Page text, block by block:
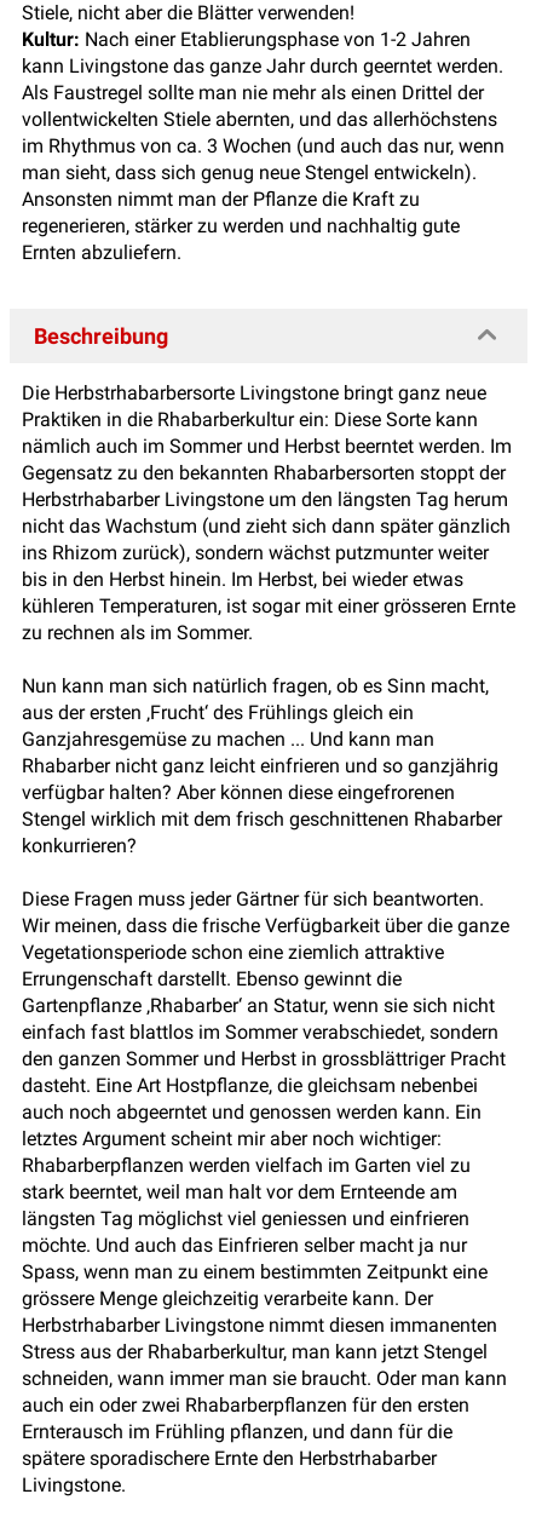
Stiele, nicht aber die Blätter verwenden!
Kultur: Nach einer Etablierungsphase von 1-2 Jahren
kann Livingstone das ganze Jahr durch geerntet werden.
Als Faustregel sollte man nie mehr als einen Drittel der
vollentwickelten Stiele abernten, und das allerhöchstens
im Rhythmus von ca. 3 Wochen (und auch das nur, wenn
man sieht, dass sich genug neue Stengel entwickeln).
Ansonsten nimmt man der Pflanze die Kraft zu
regenerieren, stärker zu werden und nachhaltig gute
Ernten abzuliefern.
Beschreibung
Die Herbstrhabarbersorte Livingstone bringt ganz neue
Praktiken in die Rhabarberkultur ein: Diese Sorte kann
nämlich auch im Sommer und Herbst beerntet werden. Im
Gegensatz zu den bekannten Rhabarbersorten stoppt der
Herbstrhabarber Livingstone um den längsten Tag herum
nicht das Wachstum (und zieht sich dann später gänzlich
ins Rhizom zurück), sondern wächst putzmunter weiter
bis in den Herbst hinein. Im Herbst, bei wieder etwas
kühleren Temperaturen, ist sogar mit einer grösseren Ernte
zu rechnen als im Sommer.
Nun kann man sich natürlich fragen, ob es Sinn macht,
aus der ersten ‚Frucht‘ des Frühlings gleich ein
Ganzjahresgemüse zu machen ... Und kann man
Rhabarber nicht ganz leicht einfrieren und so ganzjährig
verfügbar halten? Aber können diese eingefrorenen
Stengel wirklich mit dem frisch geschnittenen Rhabarber
konkurrieren?
Diese Fragen muss jeder Gärtner für sich beantworten.
Wir meinen, dass die frische Verfügbarkeit über die ganze
Vegetationsperiode schon eine ziemlich attraktive
Errungenschaft darstellt. Ebenso gewinnt die
Gartenpflanze ‚Rhabarber‘ an Statur, wenn sie sich nicht
einfach fast blattlos im Sommer verabschiedet, sondern
den ganzen Sommer und Herbst in grossblättriger Pracht
dasteht. Eine Art Hostpflanze, die gleichsam nebenbei
auch noch abgeerntet und genossen werden kann. Ein
letztes Argument scheint mir aber noch wichtiger:
Rhabarberpflanzen werden vielfach im Garten viel zu
stark beerntet, weil man halt vor dem Ernteende am
längsten Tag möglichst viel geniessen und einfrieren
möchte. Und auch das Einfrieren selber macht ja nur
Spass, wenn man zu einem bestimmten Zeitpunkt eine
grössere Menge gleichzeitig verarbeite kann. Der
Herbstrhabarber Livingstone nimmt diesen immanenten
Stress aus der Rhabarberkultur, man kann jetzt Stengel
schneiden, wann immer man sie braucht. Oder man kann
auch ein oder zwei Rhabarberpflanzen für den ersten
Ernterausch im Frühling pflanzen, und dann für die
spätere sporadischere Ernte den Herbstrhabarber
Livingstone.